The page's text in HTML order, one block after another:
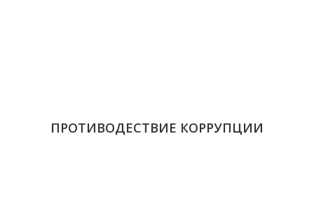
ПРОТИВОДЕСТВИЕ КОРРУПЦИИ